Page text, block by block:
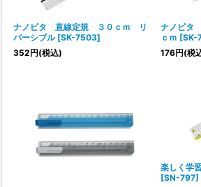
ナノピタ 直線定規 ３０ｃｍ リ
バーシブル [SK-7503]
352円(税込)
ナノピ
ｃｍ [SK-
176円(税
楽しく学
[SN-797]